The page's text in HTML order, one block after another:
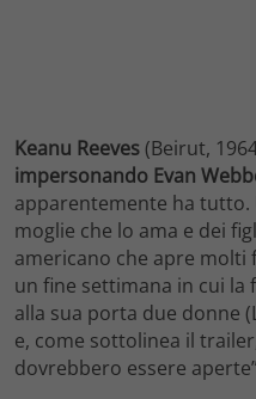
Keanu Reeves(Beirut,
impersonando Evan
apparentemente ha tutto.
moglie che lo ama e dei
americano che apre molti
un fine settimana in cui la
alla sua porta due donne
e, come sottolinea il
dovrebbero essere